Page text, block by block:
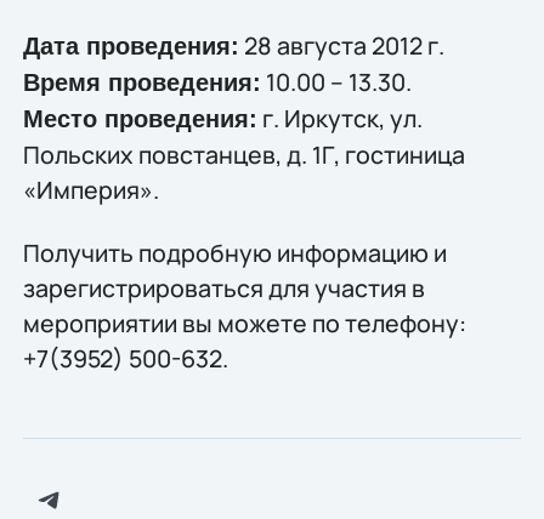
Дата проведения: 28 августа 2012 г.
Время проведения: 10.00 – 13.30.
Место проведения: г. Иркутск, ул.
Польских повстанцев, д. 1Г, гостиница
«Империя».
Получить подробную информацию и
зарегистрироваться для участия в
мероприятии вы можете по телефону:
+7(3952) 500-632.